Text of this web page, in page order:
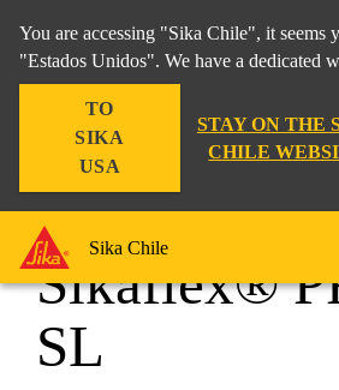
You are accessing "Sika Chile", it seems
"Estados Unidos". We have a dedicated
TO
SIKA
USA
STAY ON THE
CHILE
Sika Chile
Construcción Sikaflex®
Sikaflex®
SL